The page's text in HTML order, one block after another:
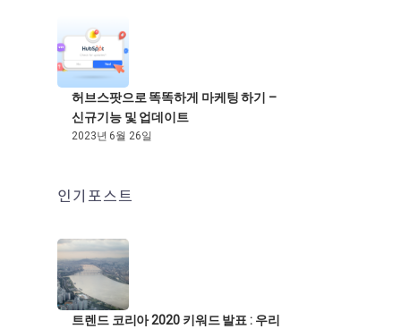
허브스팟으로 똑똑하게 마케팅 하기 –
신규기능 및 업데이트
2023년 6월 26일
인기포스트
트렌드 코리아 2020 키워드 발표 : 우리